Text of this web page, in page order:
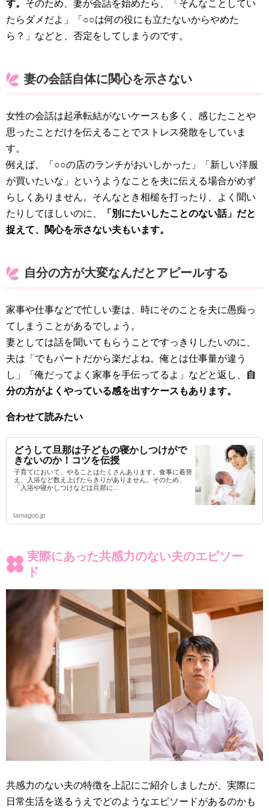
す。 そのため、妻が会話を始めたら、「そんなことしてい
たらダメだよ」「○○は何の役にも立たないからやめた
ら？」などと、否定をしてしまうのです。
妻の会話自体に関心を示さない
女性の会話は起承転結がないケースも多く、感じたことや
思ったことだけを伝えることでストレス発散をしていま
す。
例えば、「○○の店のランチがおいしかった」「新しい洋服
が買いたいな」というようなことを夫に伝える場合がめず
らしくありません。そんなとき相槌を打ったり、よく聞い
たりしてほしいのに、
「別にたいしたことのない話」だと
捉えて、関心を示さない夫もいます。
自分の方が大変なんだとアピールする
家事や仕事などで忙しい妻は、時にそのことを夫に愚痴っ
てしまうことがあるでしょう。
妻としては話を聞いてもらうことですっきりしたいのに、
夫は「でもパートだから楽だよね。俺とは仕事量が違う
し」「俺だってよく家事を手伝ってるよ」などと返し、
自
分の方がよくやっている感を出すケースもあります。
合わせて読みたい
どうして旦那は子どもの寝かしつけがで
きないのか！コツを伝授
子育てにおいて、やることはたくさんあります。食事に着替
え、入浴など数え上げたらきりがありません。そのため、
「入浴や寝かしつけなどは旦那に...
tamagoo.jp
実際にあった共感力のない夫のエピソー
ド
共感力のない夫の特徴を上記にご紹介しましたが、実際に
日常生活を送るうえでどのようなエピソードがあるのかも